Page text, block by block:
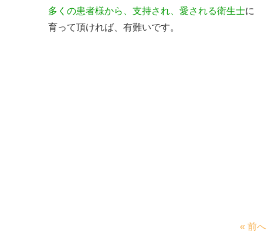
多くの患者様から、支持され、愛される衛生士に
育って頂ければ、有難いです。
« 前へ